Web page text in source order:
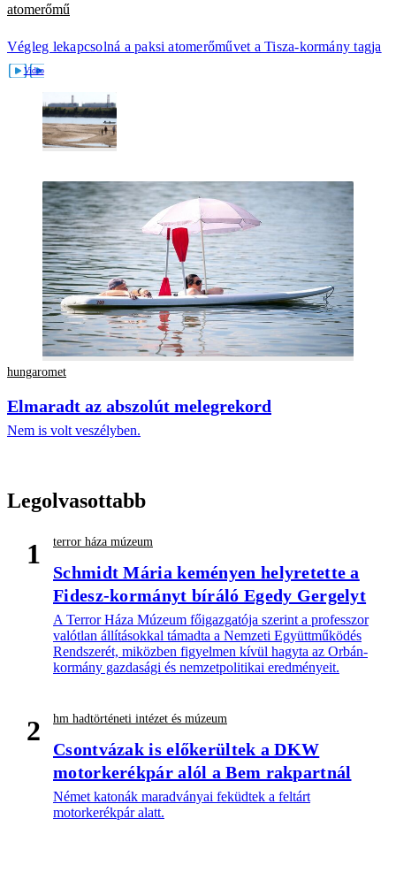
atomerőmű
Végleg lekapcsolná a paksi atomerőművet a Tisza-kormány tagja
hungaromet
Elmaradt az abszolút melegrekord
Nem is volt veszélyben.
Legolvasottabb
1 terror háza múzeum
Schmidt Mária keményen helyretette a
Fidesz-kormányt bíráló Egedy Gergelyt
A Terror Háza Múzeum főigazgatója szerint a professzor
valótlan állításokkal támadta a Nemzeti Együttműködés
Rendszerét, miközben figyelmen kívül hagyta az Orbán-
kormány gazdasági és nemzetpolitikai eredményeit.
2 hm hadtörténeti intézet és múzeum
Csontvázak is előkerültek a DKW
motorkerékpár alól a Bem rakpartnál
Német katonák maradványai feküdtek a feltárt
motorkerékpár alatt.